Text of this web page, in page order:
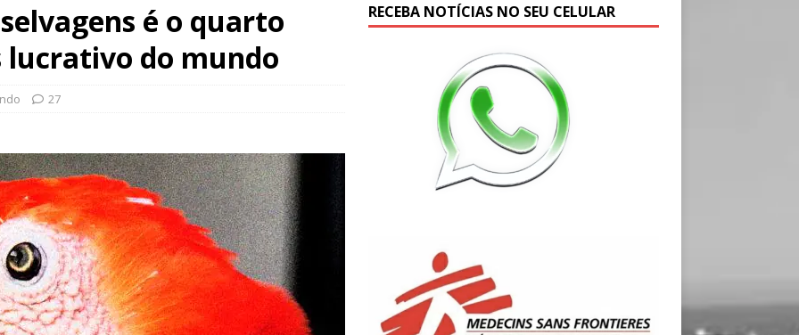
é o quarto
lucrativo do mundo
27
RECEBA NOTÍCIAS NO SEU CELULAR